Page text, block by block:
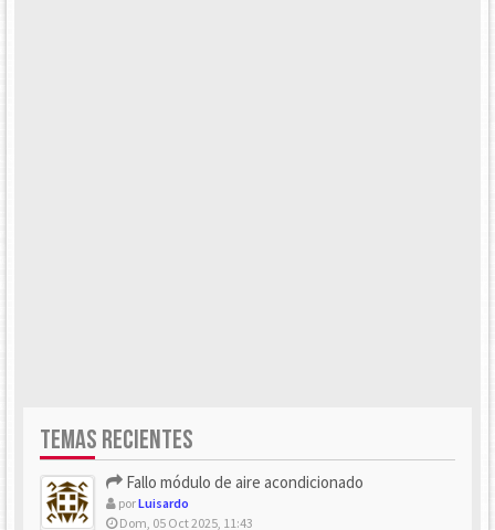
TEMAS RECIENTES
Fallo módulo de aire acondicionado
porLuisardo
Dom, 05 Oct 2025, 11:43